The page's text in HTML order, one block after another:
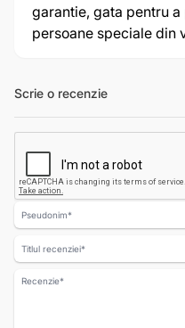
garantie, gata pentru
persoane speciale din
Scrie o recenzie
Nume
Titlul recenziei
Recenzie